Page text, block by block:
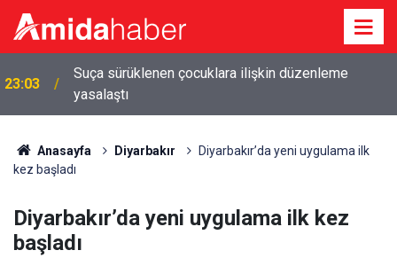
22:09 Diyarbakır'da diş kliniğine silahlı saldırı: 2 tutuklama
Anasayfa Diyarbakır
Diyarbakır’da yeni uygulama ilk
kez başladı
Diyarbakır’da yeni uygulama ilk kez
başladı